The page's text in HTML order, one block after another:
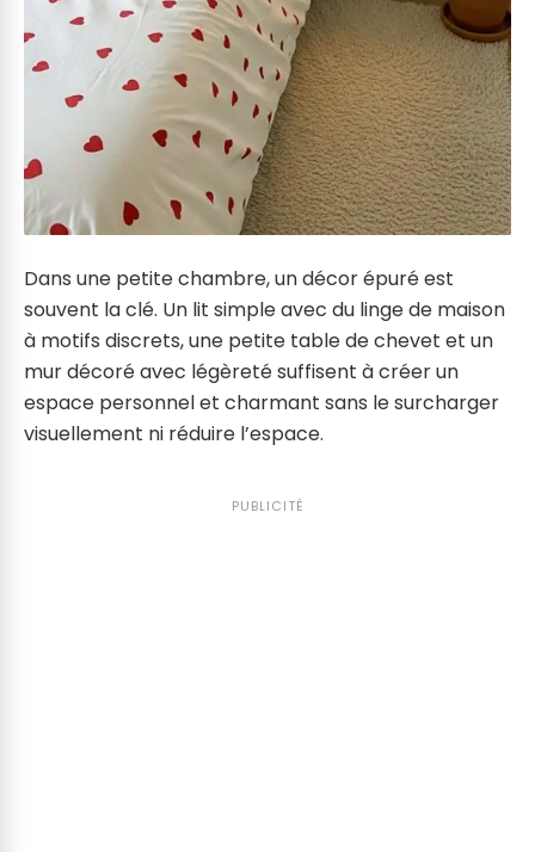
Dans une petite chambre, un décor épuré est
souvent la clé. Un lit simple avec du linge de maison
à motifs discrets, une petite table de chevet et un
mur décoré avec légèreté suffisent à créer un
espace personnel et charmant sans le surcharger
visuellement ni réduire l’espace.
PUBLICITÉ